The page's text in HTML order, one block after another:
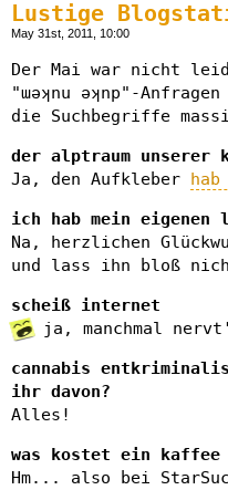
Lustige
May 31st, 2011, 10:00
Der Mai war nicht
"ɯǝʞnu ǝʞnp"-
die Suchbegriffe
der alptraum unserer
Ja, den Aufkleber
ich hab mein eigenen
Na, herzlichen
und lass ihn bloß
scheiß internet
ja, manchmal
cannabis
ihr davon?
Alles!
was kostet ein kaffee
Hm... also bei